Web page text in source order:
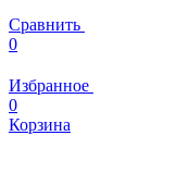
Сравнить
0
Избранное
0
Корзина